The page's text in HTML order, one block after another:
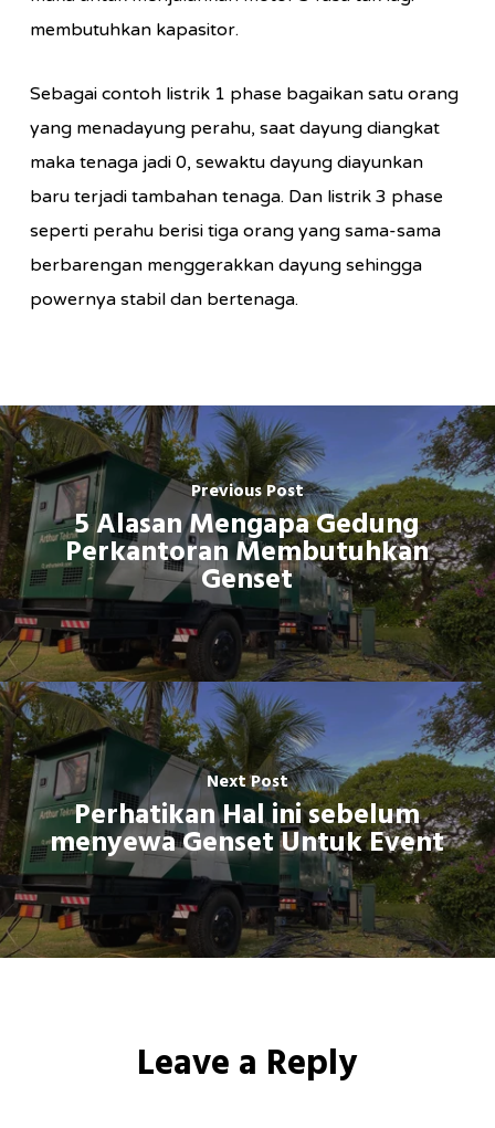
membutuhkan kapasitor.
Sebagai contoh listrik 1 phase bagaikan satu orang
yang menadayung perahu, saat dayung diangkat
maka tenaga jadi 0, sewaktu dayung diayunkan
baru terjadi tambahan tenaga. Dan listrik 3 phase
seperti perahu berisi tiga orang yang sama-sama
berbarengan menggerakkan dayung sehingga
powernya stabil dan bertenaga.
Previous Post
5 Alasan Mengapa Gedung
Perkantoran Membutuhkan
Genset
Next Post
Perhatikan Hal ini sebelum
menyewa Genset Untuk Event
Leave a Reply